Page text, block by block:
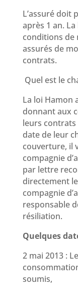
L’assuré doit
après 1 an.
conditions
assurés de
contrats.
Quel est le
La loi Hamon
donnant aux
leurs contrats
date de leur
couverture, il
compagnie
par lettre
directement
compagnie
responsable
résiliation.
Quelques
2 mai 2013 :
soumis,